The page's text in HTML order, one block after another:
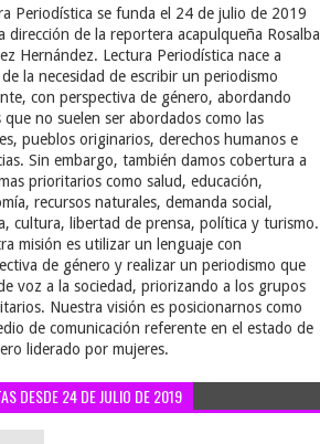
Periodística se funda el 24 de julio de 2019
dirección de la reportera acapulqueña Rosalba
Hernández. Lectura Periodística nace a
la necesidad de escribir un periodismo
con perspectiva de género, abordando
que no suelen ser abordados como las
pueblos originarios, derechos humanos e
Sin embargo, también damos cobertura a
prioritarios como salud, educación,
recursos naturales, demanda social,
cultura, libertad de prensa, política y turismo.
misión es utilizar un lenguaje con
de género y realizar un periodismo que
voz a la sociedad, priorizando a los grupos
Nuestra visión es posicionarnos como
de comunicación referente en el estado de
liderado por mujeres.
DESDE 24 DE JULIO DE 2019